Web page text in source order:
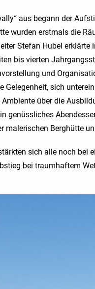
aus begann der
wurden erstmals die
Stefan Hubel
bis vierten
und
Gelegenheit, sich
über die
genüssliches
malerischen Berghütte
sich alle noch bei
bei traumhaftem